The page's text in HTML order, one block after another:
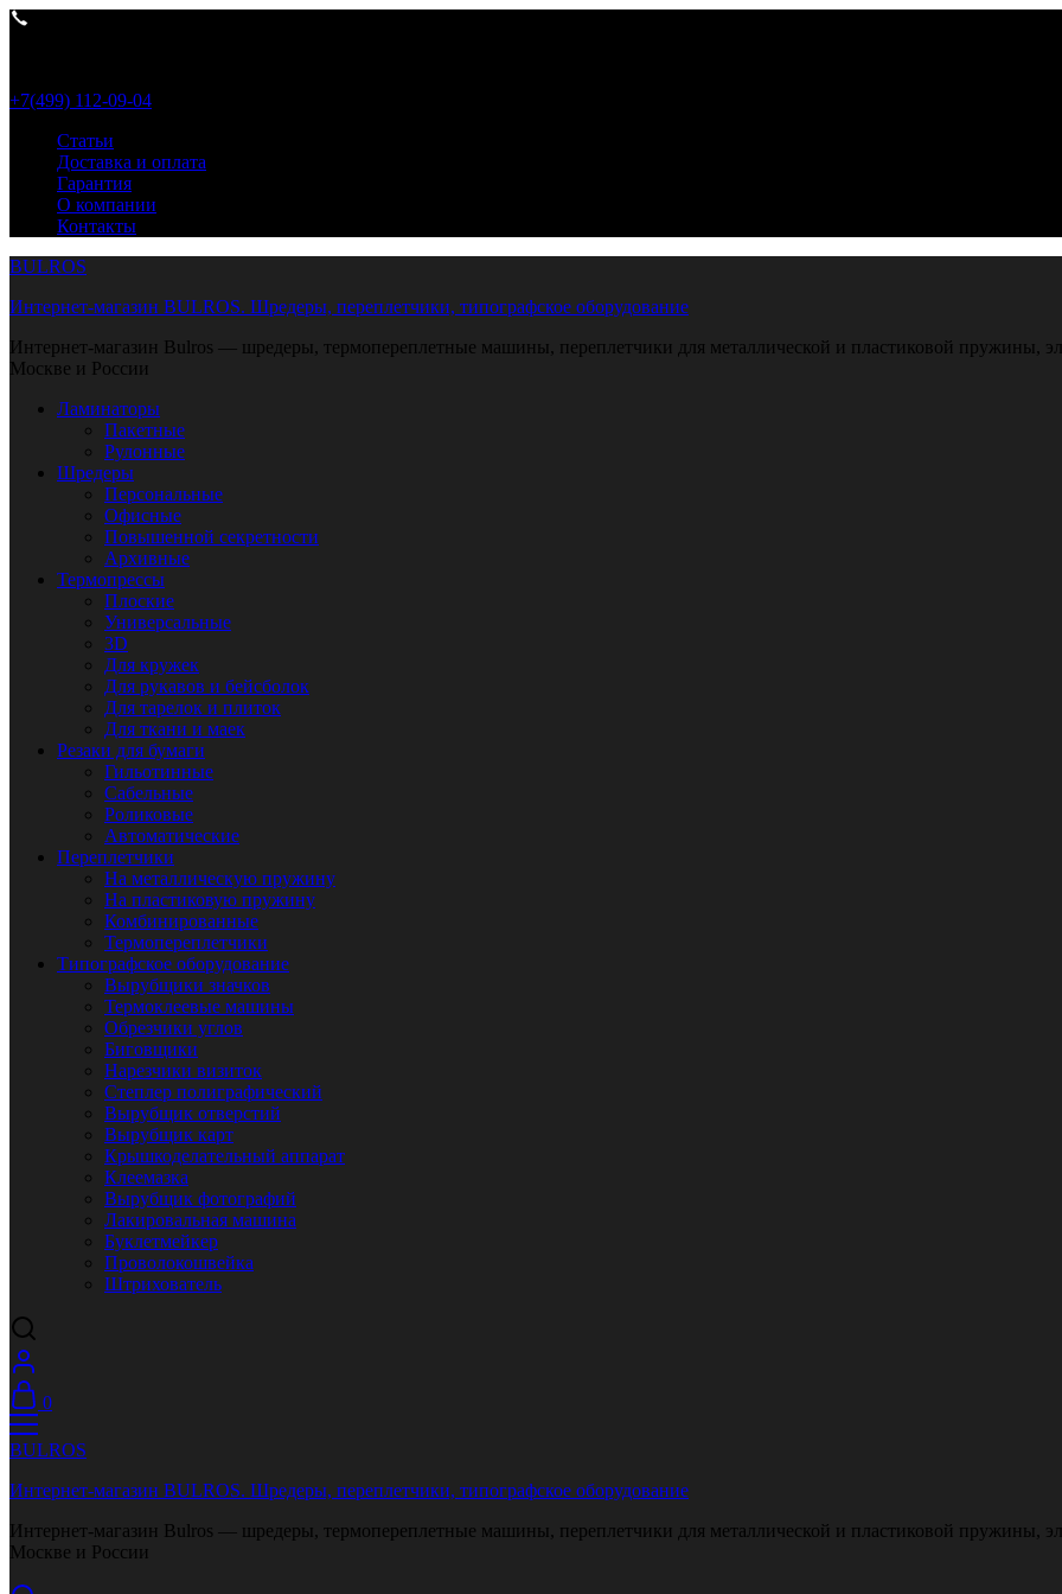
+7(499) 112-09-04
Статьи
Доставка и оплата
Гарантия
О компании
Контакты
BULROS
Интернет-магазин BULROS. Шредеры, переплетчики, типографское оборудование
Интернет-магазин Bulros — шредеры, термопереплетные машины, переплетчики для металлической и пластиковой пружины,
Москве и России
Ламинаторы
Пакетные
Рулонные
Шредеры
Персональные
Офисные
Повышенной секретности
Архивные
Термопрессы
Плоские
Универсальные
3D
Для кружек
Для рукавов и бейсболок
Для тарелок и плиток
Для ткани и маек
Резаки для бумаги
Гильотинные
Сабельные
Роликовые
Автоматические
Переплетчики
На металлическую пружину
На пластиковую пружину
Комбинированные
Термопереплетчики
Типографское оборудование
Вырубщики значков
Термоклеевые машины
Обрезчики углов
Биговщики
Нарезчики визиток
Степлер полиграфический
Вырубщик отверстий
Вырубщик карт
Крышкоделательный аппарат
Клеемазка
Вырубщик фотографий
Лакировальная машина
Буклетмейкер
Проволокошвейка
Штрихователь
0
BULROS
Интернет-магазин BULROS. Шредеры, переплетчики, типографское оборудование
Интернет-магазин Bulros — шредеры, термопереплетные машины, переплетчики для металлической и пластиковой пружины,
Москве и России